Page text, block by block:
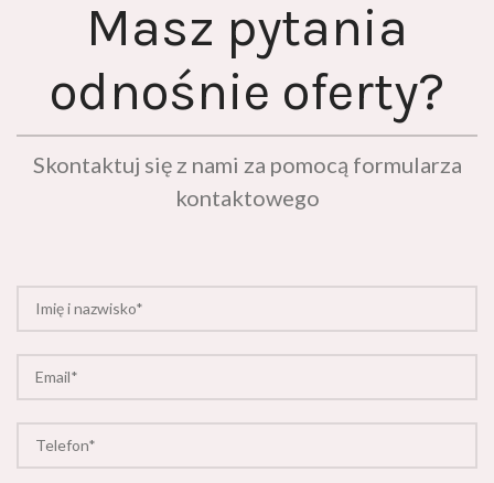
odnośnie oferty?
Skontaktuj się z nami za pomocą formularza
kontaktowego